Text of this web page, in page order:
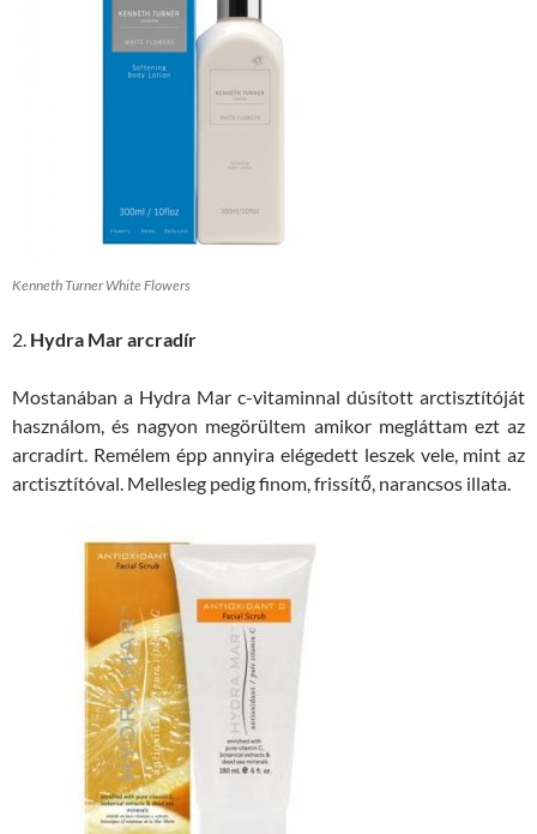
Kenneth Turner White Flowers
2. Hydra Mar arcradír
Mostanában a Hydra Mar c-vitaminnal dúsított arctisztítóját
használom, és nagyon megörültem amikor megláttam ezt az
arcradírt. Remélem épp annyira elégedett leszek vele, mint az
arctisztítóval. Mellesleg pedig finom, frissítő, narancsos illata.